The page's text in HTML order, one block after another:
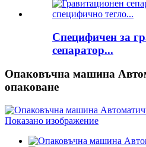
Специфичен за
сепаратор...
Опаковъчна машина
опаковане